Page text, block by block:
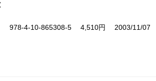
978-4-10-865308-5 4,510円 2003/11/07